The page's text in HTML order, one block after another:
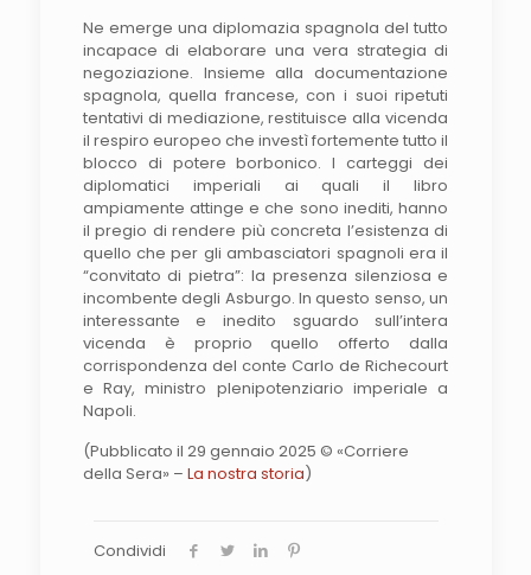
Ne emerge una diplomazia spagnola del tutto
incapace di elaborare una vera strategia di
negoziazione. Insieme alla documentazione
spagnola, quella francese, con i suoi ripetuti
tentativi di mediazione, restituisce alla vicenda
il respiro europeo che investì fortemente tutto il
blocco di potere borbonico. I carteggi dei
diplomatici imperiali ai quali il libro
ampiamente attinge e che sono inediti, hanno
il pregio di rendere più concreta l’esistenza di
quello che per gli ambasciatori spagnoli era il
“convitato di pietra”: la presenza silenziosa e
incombente degli Asburgo. In questo senso, un
interessante e inedito sguardo sull’intera
vicenda è proprio quello offerto dalla
corrispondenza del conte Carlo de Richecourt
e Ray, ministro plenipotenziario imperiale a
Napoli.
(Pubblicato il 29 gennaio 2025 © «Corriere
della Sera» – La nostra storia)
Condividi